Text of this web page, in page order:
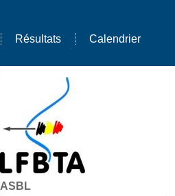
Résultats Calendrier
ASBL